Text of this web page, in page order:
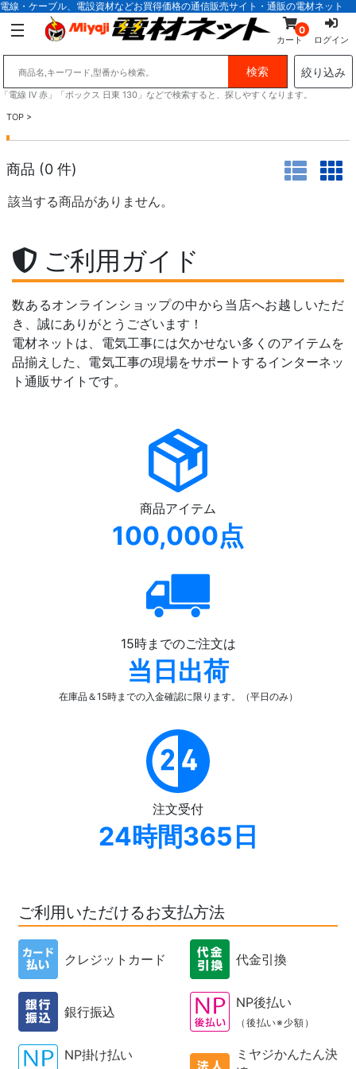
電線・ケーブル、電設資材などお買得価格の通信販売サイト・通販の電材ネット
0
カート ログイン
絞り込み
「電線 IV 赤」「ボックス 日東 130」などで検索すると、探しやすくなります。
TOP >
商品 (0 件)
該当する商品がありません。
ご利用ガイド
数あるオンラインショップの中から当店へお越しいただ
き、誠にありがとうございます！
電材ネットは、電気工事には欠かせない多くのアイテムを
品揃えした、電気工事の現場をサポートするインターネッ
ト通販サイトです。
商品アイテム
100,000点
15時までのご注文は
当日出荷
在庫品＆15時までの入金確認に限ります。（平日のみ）
注文受付
24時間365日
ご利用いただけるお支払方法
クレジットカード 代金引換
銀行振込
NP後払い
（後払い※少額）
NP掛け払い
ミヤジかんたん決